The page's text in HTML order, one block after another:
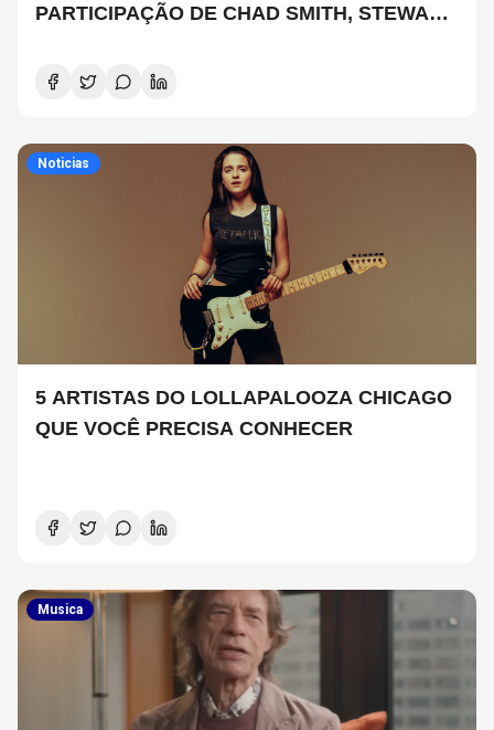
PARTICIPAÇÃO DE CHAD SMITH, STEWART
Noticias
5 ARTISTAS DO LOLLAPALOOZA CHICAGO
QUE VOCÊ PRECISA CONHECER
Musica